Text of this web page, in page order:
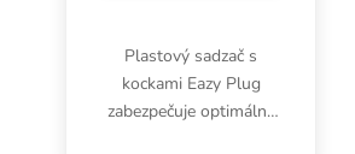
Plastový sadzač s
kockami Eazy Plug
zabezpečuje optimálne